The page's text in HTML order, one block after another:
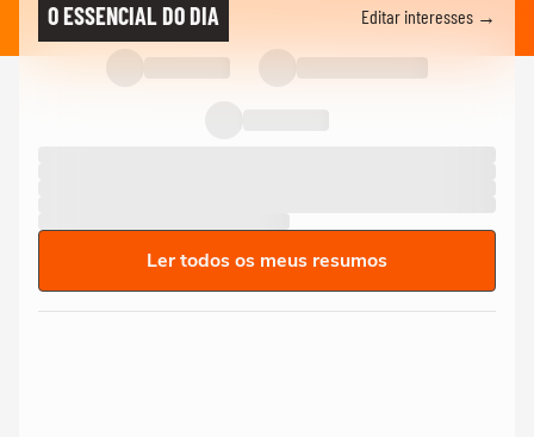
O ESSENCIAL DO DIA Editar interesses →
Ler todos os meus resumos